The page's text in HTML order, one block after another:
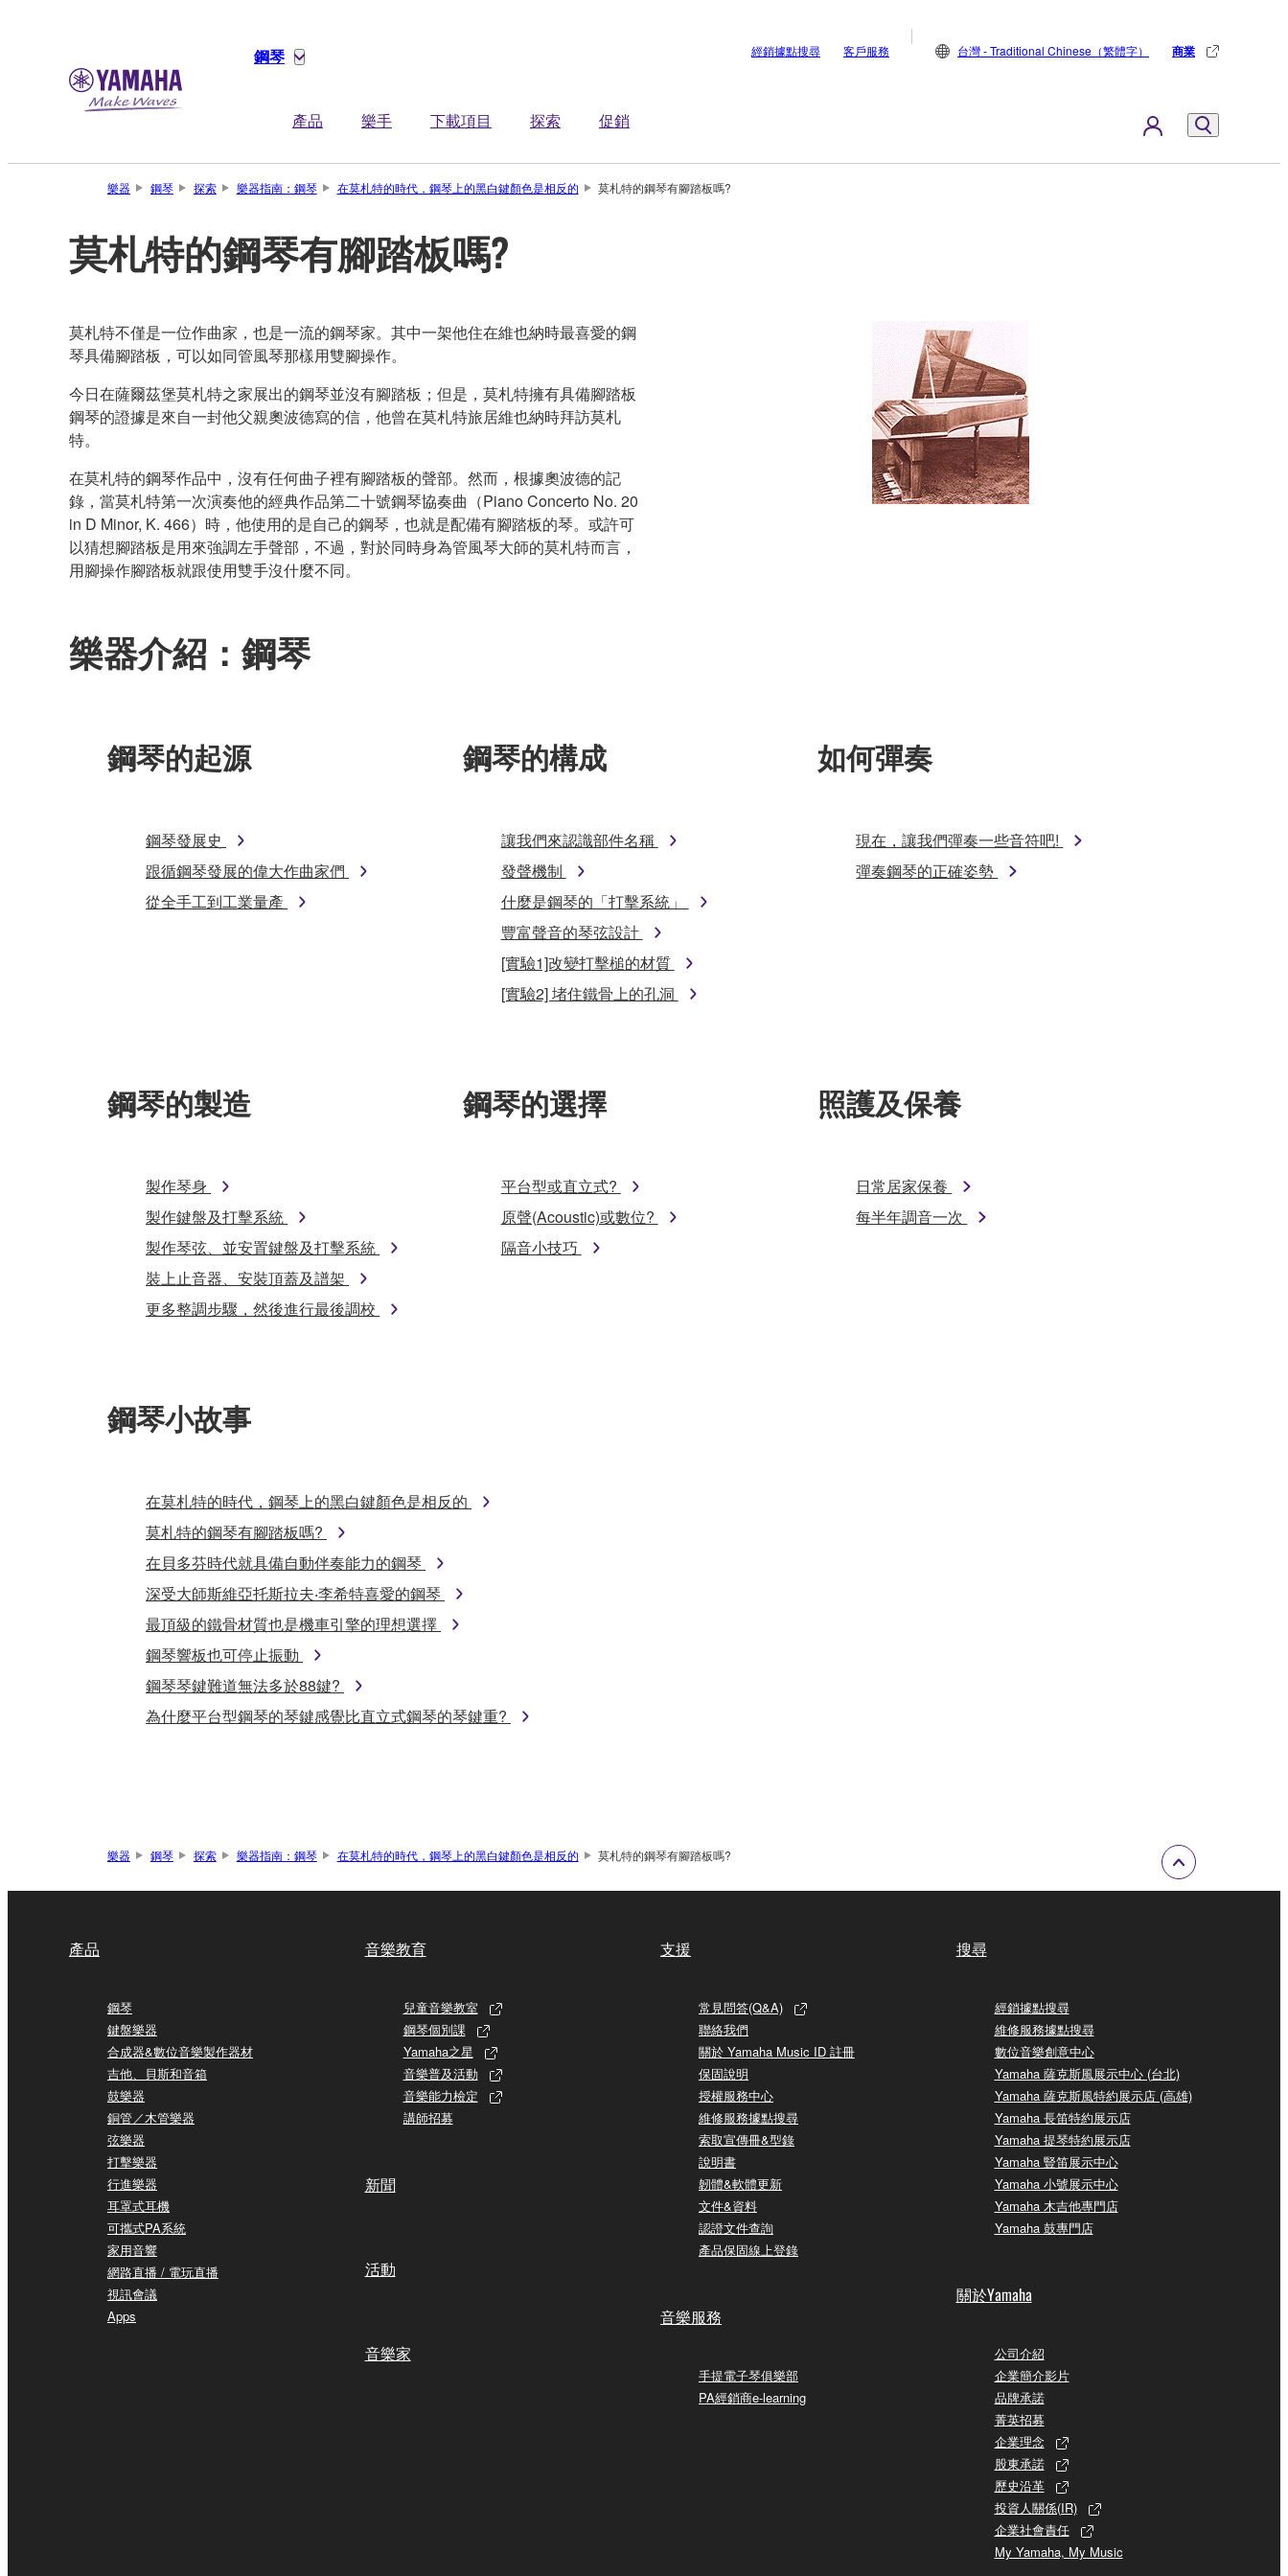
鋼琴
產品 樂手 下載項目 探索 促銷
經銷據點搜尋 客戶服務 台灣 - Traditional Chinese（繁體字） 商業
樂器 鋼琴 探索 樂器指南：鋼琴 在莫札特的時代，鋼琴上的黑白鍵顏色是相反的 莫札特的鋼琴有腳踏板嗎?
莫札特的鋼琴有腳踏板嗎?
莫札特不僅是一位作曲家，也是一流的鋼琴家。其中一架他住在維也納時最喜愛的鋼
琴具備腳踏板，可以如同管風琴那樣用雙腳操作。
今日在薩爾茲堡莫札特之家展出的鋼琴並沒有腳踏板；但是，莫札特擁有具備腳踏板
鋼琴的證據是來自一封他父親奧波德寫的信，他曾在莫札特旅居維也納時拜訪莫札
特。
在莫札特的鋼琴作品中，沒有任何曲子裡有腳踏板的聲部。然而，根據奧波德的記
錄，當莫札特第一次演奏他的經典作品第二十號鋼琴協奏曲（Piano Concerto No. 20
in D Minor, K. 466）時，他使用的是自己的鋼琴，也就是配備有腳踏板的琴。或許可
以猜想腳踏板是用來強調左手聲部，不過，對於同時身為管風琴大師的莫札特而言，
用腳操作腳踏板就跟使用雙手沒什麼不同。
樂器介紹：鋼琴
鋼琴的起源
鋼琴發展史
跟循鋼琴發展的偉大作曲家們
從全手工到工業量產
鋼琴的構成
讓我們來認識部件名稱
發聲機制
什麼是鋼琴的「打擊系統」
豐富聲音的琴弦設計
[實驗1]改變打擊槌的材質
[實驗2] 堵住鐵骨上的孔洞
如何彈奏
現在，讓我們彈奏一些音符吧!
彈奏鋼琴的正確姿勢
鋼琴的製造
製作琴身
製作鍵盤及打擊系統
製作琴弦、並安置鍵盤及打擊系統
裝上止音器、安裝頂蓋及譜架
更多整調步驟，然後進行最後調校
鋼琴的選擇
平台型或直立式?
原聲(Acoustic)或數位?
隔音小技巧
照護及保養
日常居家保養
每半年調音一次
鋼琴小故事
在莫札特的時代，鋼琴上的黑白鍵顏色是相反的
莫札特的鋼琴有腳踏板嗎?
在貝多芬時代就具備自動伴奏能力的鋼琴
深受大師斯維亞托斯拉夫‧李希特喜愛的鋼琴
最頂級的鐵骨材質也是機車引擎的理想選擇
鋼琴響板也可停止振動
鋼琴琴鍵難道無法多於88鍵?
為什麼平台型鋼琴的琴鍵感覺比直立式鋼琴的琴鍵重?
樂器 鋼琴 探索 樂器指南：鋼琴 在莫札特的時代，鋼琴上的黑白鍵顏色是相反的 莫札特的鋼琴有腳踏板嗎?
產品
鋼琴
鍵盤樂器
合成器&數位音樂製作器材
吉他、貝斯和音箱
鼓樂器
銅管／木管樂器
弦樂器
打擊樂器
行進樂器
耳罩式耳機
可攜式PA系統
家用音響
網路直播 / 電玩直播
視訊會議
Apps
音樂教育
兒童音樂教室
鋼琴個別課
Yamaha之星
音樂普及活動
音樂能力檢定
講師招募
新聞
活動
音樂家
支援
常見問答(Q&A)
聯絡我們
關於 Yamaha Music ID 註冊
保固說明
授權服務中心
維修服務據點搜尋
索取宣傳冊&型錄
說明書
韌體&軟體更新
文件&資料
認證文件查詢
產品保固線上登錄
音樂服務
手提電子琴俱樂部
PA經銷商e-learning
搜尋
經銷據點搜尋
維修服務據點搜尋
數位音樂創意中心
Yamaha 薩克斯風展示中心 (台北)
Yamaha 薩克斯風特約展示店 (高雄)
Yamaha 長笛特約展示店
Yamaha 提琴特約展示店
Yamaha 豎笛展示中心
Yamaha 小號展示中心
Yamaha 木吉他專門店
Yamaha 鼓專門店
關於Yamaha
公司介紹
企業簡介影片
品牌承諾
菁英招募
企業理念
股東承諾
歷史沿革
投資人關係(IR)
企業社會責任
My Yamaha, My Music